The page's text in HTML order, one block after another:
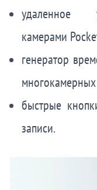
удаленное
камерами
генератор
быстрые
записи.